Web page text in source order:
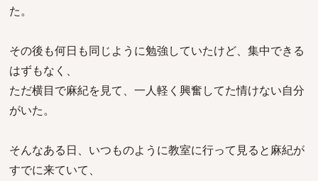
た。
その後も何日も同じように勉強していたけど、集中できる
はずもなく、
ただ横目で麻紀を見て、一人軽く興奮してた情けない自分
がいた。
そんなある日、いつものように教室に行って見ると麻紀が
すでに来ていて、